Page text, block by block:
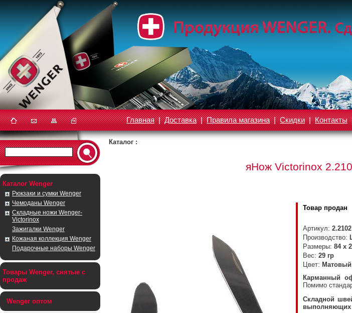
Главная|Доставка|Правила магазина|Скидки|Контакты
Каталог Wenger
Рюкзаки и сумки Wenger
Чемоданы Wenger
Складные ножи Wenger-
Victorinox
Зажигалки Wenger
Кожаная коллекция Wenger
Подарочные наборы Wenger
Товары Wenger, снятые с
продаж
Wenger оптом
Каталог :
яНож Victorinox
Товар продан
Артикул: 2.2102
Производство:
Размеры: 84 х
Вес: 29 гр
Цвет:
Карманный
Помимо
Складной
выполняющих